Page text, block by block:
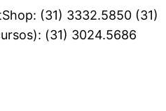
(31) 3332.5850 (31)
(31) 3024.5686